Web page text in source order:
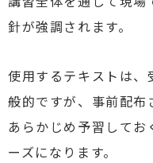
針が強調されます。
使用するテキストは
般的ですが、事前配布
あらかじめ予習して
ーズになります。